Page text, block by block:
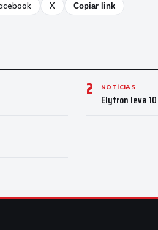
X Copiar link
2 NOTÍCIAS
Elytron leva